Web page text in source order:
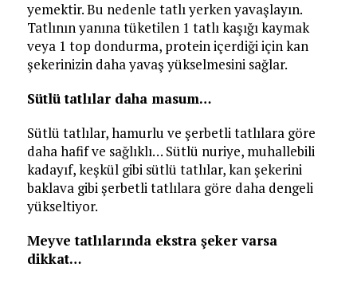
yemektir. Bu nedenle tatlı yerken yavaşlayın.
Tatlının yanına tüketilen 1 tatlı kaşığı kaymak
veya 1 top dondurma, protein içerdiği için kan
şekerinizin daha yavaş yükselmesini sağlar.
Sütlü tatlılar daha masum…
Sütlü tatlılar, hamurlu ve şerbetli tatlılara göre
daha hafif ve sağlıklı… Sütlü nuriye, muhallebili
kadayıf, keşkül gibi sütlü tatlılar, kan şekerini
baklava gibi şerbetli tatlılara göre daha dengeli
yükseltiyor.
Meyve tatlılarında ekstra şeker varsa
dikkat…